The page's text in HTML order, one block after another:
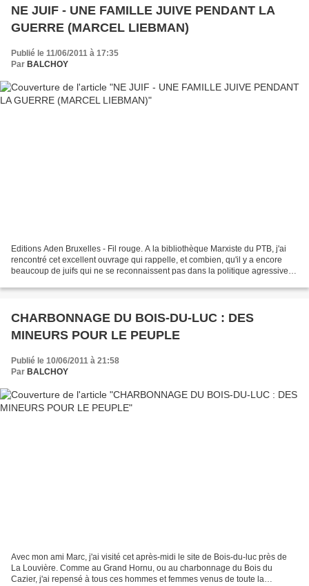
NE JUIF - UNE FAMILLE JUIVE PENDANT LA
GUERRE (MARCEL LIEBMAN)
Publié le 11/06/2011 à 17:35
Par BALCHOY
Editions Aden Bruxelles - Fil rouge. A la bibliothèque Marxiste du PTB, j'ai
rencontré cet excellent ouvrage qui rappelle, et combien, qu'il y a encore
beaucoup de juifs qui ne se reconnaissent pas dans la politique agressive et
CHARBONNAGE DU BOIS-DU-LUC : DES
MINEURS POUR LE PEUPLE
Publié le 10/06/2011 à 21:58
Par BALCHOY
Avec mon ami Marc, j'ai visité cet après-midi le site de Bois-du-luc près de
La Louvière. Comme au Grand Hornu, ou au charbonnage du Bois du
Cazier, j'ai repensé à tous ces hommes et femmes venus de toute la